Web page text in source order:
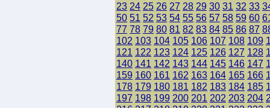
23 24 25 26 27 28 29 30 31 32 33
50 51 52 53 54 55 56 57 58 59 60
77 78 79 80 81 82 83 84 85 86 87
102 103 104 105 106 107 108 109
121 122 123 124 125 126 127 128
140 141 142 143 144 145 146 147
159 160 161 162 163 164 165 166
178 179 180 181 182 183 184 185
197 198 199 200 201 202 203 204